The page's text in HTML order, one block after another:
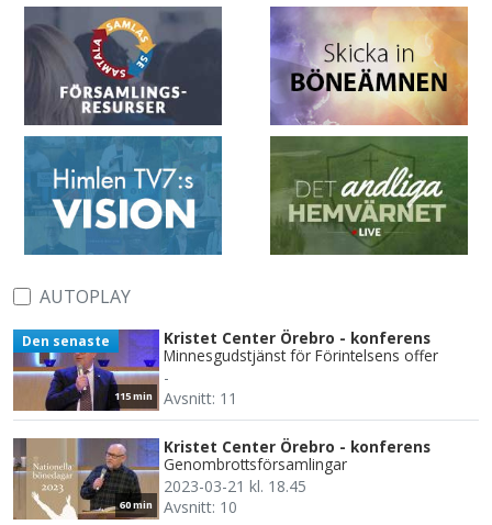
AUTOPLAY
115 min
Den senaste
Kristet Center Örebro - konferens
Minnesgudstjänst för Förintelsens offer
-
Avsnitt: 11
60 min
Kristet Center Örebro - konferens
Genombrottsförsamlingar
2023-03-21 kl. 18.45
Avsnitt: 10